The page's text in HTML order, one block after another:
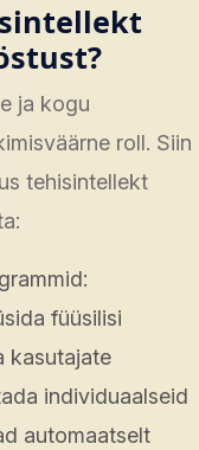
ja kogu
roll. Siin
tehisintellekt
füüsilisi
kasutajate
individuaalseid
automaatselt